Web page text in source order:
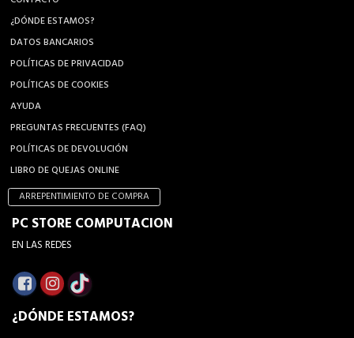
¿DÓNDE ESTAMOS?
DATOS BANCARIOS
POLÍTICAS DE PRIVACIDAD
POLÍTICAS DE COOKIES
AYUDA
PREGUNTAS FRECUENTES (FAQ)
POLÍTICAS DE DEVOLUCIÓN
LIBRO DE QUEJAS ONLINE
ARREPENTIMIENTO DE COMPRA
PC STORE COMPUTACION
EN LAS REDES
¿DÓNDE ESTAMOS?